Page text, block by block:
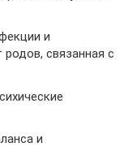
и
связанная с
и